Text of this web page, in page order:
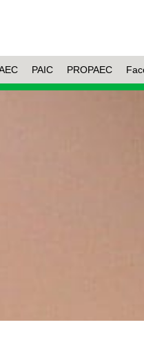
PAIC PROPAEC